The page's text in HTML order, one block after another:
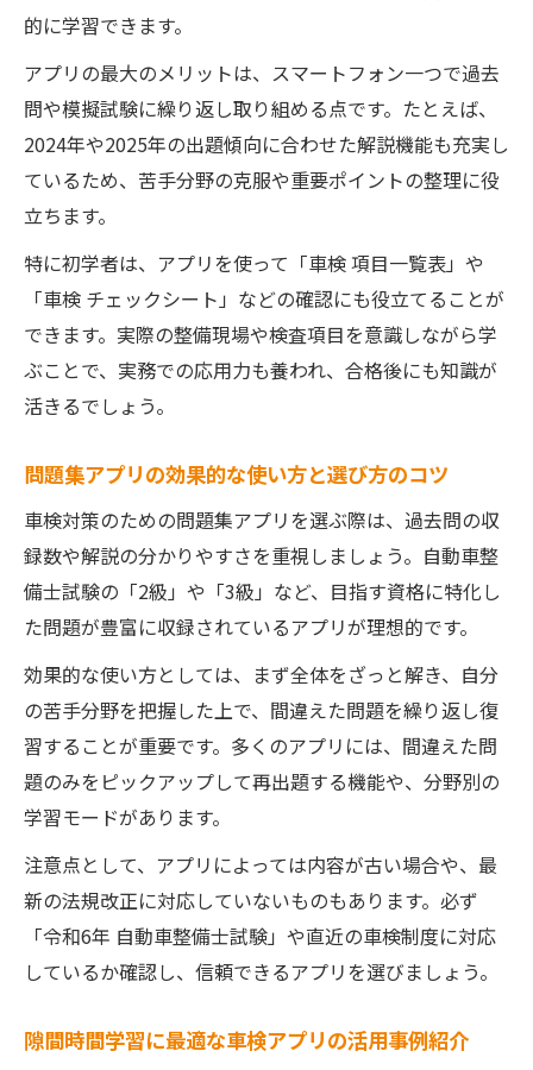
的に学習できます。
アプリの最大のメリットは、スマートフォン一つで過去
問や模擬試験に繰り返し取り組める点です。たとえば、
2024年や2025年の出題傾向に合わせた解説機能も充実し
ているため、苦手分野の克服や重要ポイントの整理に役
立ちます。
特に初学者は、アプリを使って「車検 項目一覧表」や
「車検 チェックシート」などの確認にも役立てることが
できます。実際の整備現場や検査項目を意識しながら学
ぶことで、実務での応用力も養われ、合格後にも知識が
活きるでしょう。
問題集アプリの効果的な使い方と選び方のコツ
車検対策のための問題集アプリを選ぶ際は、過去問の収
録数や解説の分かりやすさを重視しましょう。自動車整
備士試験の「2級」や「3級」など、目指す資格に特化し
た問題が豊富に収録されているアプリが理想的です。
効果的な使い方としては、まず全体をざっと解き、自分
の苦手分野を把握した上で、間違えた問題を繰り返し復
習することが重要です。多くのアプリには、間違えた問
題のみをピックアップして再出題する機能や、分野別の
学習モードがあります。
注意点として、アプリによっては内容が古い場合や、最
新の法規改正に対応していないものもあります。必ず
「令和6年 自動車整備士試験」や直近の車検制度に対応
しているか確認し、信頼できるアプリを選びましょう。
隙間時間学習に最適な車検アプリの活用事例紹介